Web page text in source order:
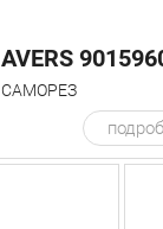
AVERS
САМОРЕЗ